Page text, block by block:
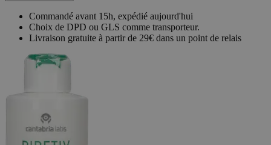
Commandé avant 15h, expédié aujourd'hui
Choix de DPD ou GLS comme transporteur.
Livraison gratuite à partir de 29€ dans un point de relais